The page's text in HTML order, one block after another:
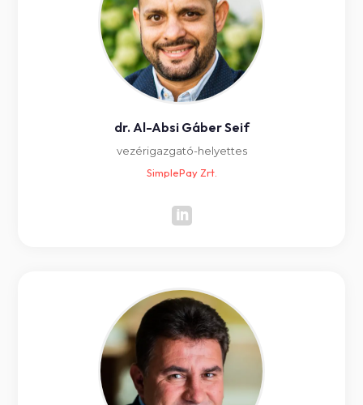
dr. Al-Absi Gáber Seif
vezérigazgató-helyettes
SimplePay Zrt.
